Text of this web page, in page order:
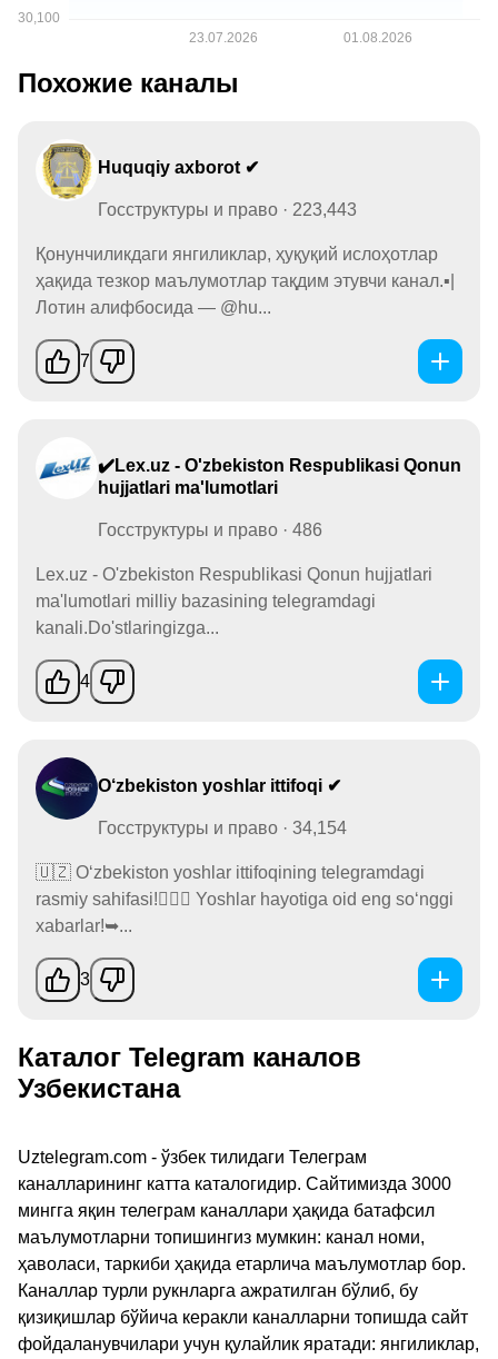
Похожие каналы
Huquqiy axborot ✔
Госструктуры и право · 223,443
Қонунчиликдаги янгиликлар, ҳуқуқий ислоҳотлар
ҳақида тезкор маълумотлар тақдим этувчи канал.▪️|
Лотин алифбосида — @hu...
7
✔️Lex.uz - O'zbekiston Respublikasi Qonun
hujjatlari ma'lumotlari
Госструктуры и право · 486
Lex.uz - O'zbekiston Respublikasi Qonun hujjatlari
ma'lumotlari milliy bazasining telegramdagi
kanali.Do'stlaringizga...
4
O‘zbekiston yoshlar ittifoqi ✔
Госструктуры и право · 34,154
🇺🇿 O‘zbekiston yoshlar ittifoqining telegramdagi
rasmiy sahifasi!🙋🏻‍♂️ Yoshlar hayotiga oid eng so‘nggi
xabarlar!➥...
3
Каталог Telegram каналов
Узбекистана
Uztelegram.com - ўзбек тилидаги Телеграм
каналларининг катта каталогидир. Сайтимизда 3000
мингга яқин телеграм каналлари ҳақида батафсил
маълумотларни топишингиз мумкин: канал номи,
ҳаволаси, таркиби ҳақида етарлича маълумотлар бор.
Каналлар турли рукнларга ажратилган бўлиб, бу
қизиқишлар бўйича керакли каналларни топишда сайт
фойдаланувчилари учун қулайлик яратади: янгиликлар,